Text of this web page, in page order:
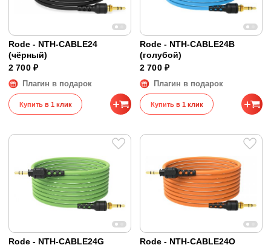
Rode - NTH-CABLE24
(чёрный)
2 700 ₽
Плагин в подарок
Купить в 1 клик
Rode - NTH-CABLE24B
(голубой)
2 700 ₽
Плагин в подарок
Купить в 1 клик
Rode - NTH-CABLE24G
Rode - NTH-CABLE24O